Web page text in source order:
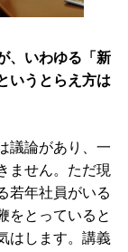
、いわゆる「新
いうとらえ方は
議論があり、一
ません。ただ現
若年社員がいる
をとっていると
はします。講義